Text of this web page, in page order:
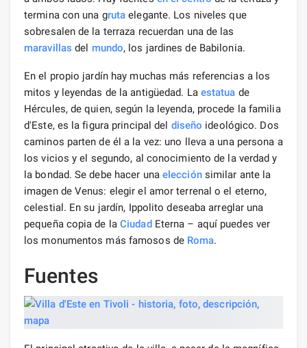
termina con una gruta elegante. Los niveles que
sobresalen de la terraza recuerdan una de las
maravillas del mundo, los jardines de Babilonia.
En el propio jardín hay muchas más referencias a los
mitos y leyendas de la antigüedad. La estatua de
Hércules, de quien, según la leyenda, procede la familia
d'Este, es la figura principal del diseño ideológico. Dos
caminos parten de él a la vez: uno lleva a una persona a
los vicios y el segundo, al conocimiento de la verdad y
la bondad. Se debe hacer una elecciónsimilar ante la
imagen de Venus: elegir el amor terrenal o el eterno,
celestial. En su jardín, Ippolito deseaba arreglar una
pequeña copia de la CiudadEterna – aquí puedes ver
los monumentos más famosos de Roma.
Fuentes